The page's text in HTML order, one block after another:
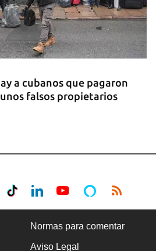
a cubanos que pagaron
falsos propietarios
Normas para comentar
Aviso Legal